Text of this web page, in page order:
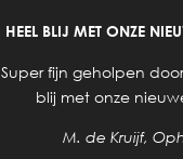
HEEL BLIJ MET ONZE
Super fijn geholpen
blij met onze
M. de Kruijf,